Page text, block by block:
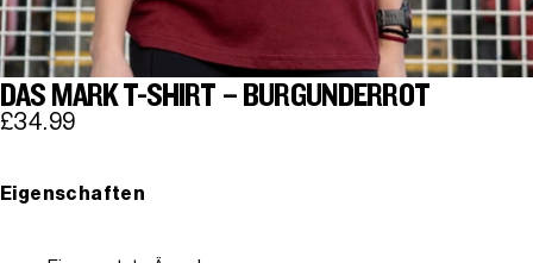
DAS MARK T-SHIRT – BURGUNDERROT
£34.99
Eigenschaften